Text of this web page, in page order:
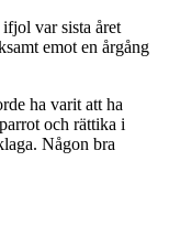
var sista året
emot en årgång
ha varit att ha
och rättika i
Någon bra